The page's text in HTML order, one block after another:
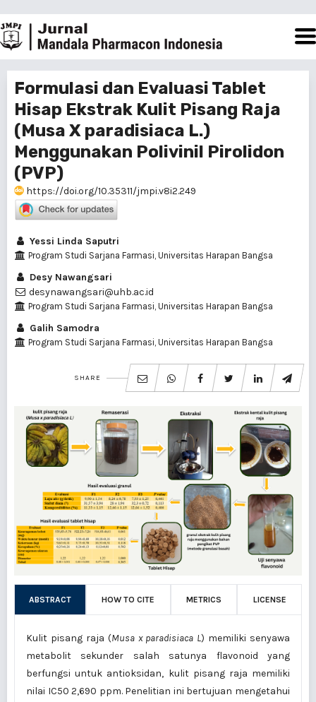
Formulasi dan Evaluasi Tablet
Hisap Ekstrak Kulit Pisang Raja
(Musa X paradisiaca L.)
Menggunakan Polivinil Pirolidon
(PVP)
https://doi.org/10.35311/jmpi.v8i2.249
Yessi Linda Saputri
Program Studi Sarjana Farmasi, Universitas Harapan Bangsa
Desy Nawangsari
desynawangsari@uhb.ac.id
Program Studi Sarjana Farmasi, Universitas Harapan Bangsa
Galih Samodra
Program Studi Sarjana Farmasi, Universitas Harapan Bangsa
SHARE
ABSTRACT HOW TO CITE METRICS LICENSE
Kulit pisang raja (Musa x paradisiaca L) memiliki senyawa
metabolit sekunder salah satunya flavonoid yang
berfungsi untuk antioksidan, kulit pisang raja memiliki
nilai IC50 2,690 ppm. Penelitian ini bertujuan mengetahui